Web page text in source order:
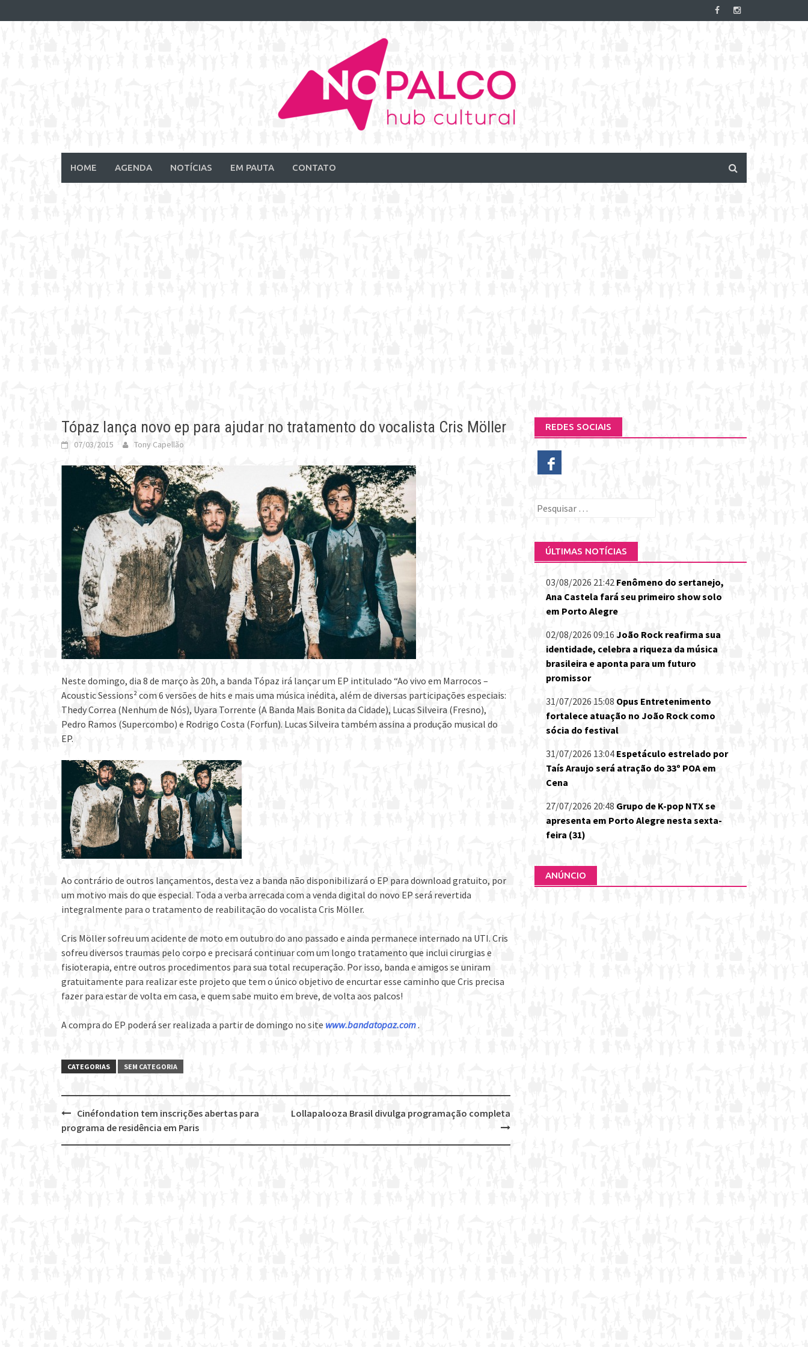
to
HOME AGENDA NOTÍCIAS EM PAUTA CONTATO
Tópaz lança novo ep para ajudar no tratamento do vocalista Cris Möller
07/03/2015 Tony Capellão
Neste domingo, dia 8 de março às 20h, a banda Tópaz irá lançar um EP intitulado “Ao vivo em Marrocos –
Acoustic Sessions² com 6 versões de hits e mais uma música inédita, além de diversas participações especiais:
Thedy Correa (Nenhum de Nós), Uyara Torrente (A Banda Mais Bonita da Cidade), Lucas Silveira (Fresno),
Pedro Ramos (Supercombo) e Rodrigo Costa (Forfun). Lucas Silveira também assina a produção musical do
EP.
Ao contrário de outros lançamentos, desta vez a banda não disponibilizará o EP para download gratuito, por
um motivo mais do que especial. Toda a verba arrecada com a venda digital do novo EP será revertida
integralmente para o tratamento de reabilitação do vocalista Cris Möller.
Cris Möller sofreu um acidente de moto em outubro do ano passado e ainda permanece internado na UTI. Cris
sofreu diversos traumas pelo corpo e precisará continuar com um longo tratamento que inclui cirurgias e
fisioterapia, entre outros procedimentos para sua total recuperação. Por isso, banda e amigos se uniram
gratuitamente para realizar este projeto que tem o único objetivo de encurtar esse caminho que Cris precisa
fazer para estar de volta em casa, e quem sabe muito em breve, de volta aos palcos!
A compra do EP poderá ser realizada a partir de domingo no site www.bandatopaz.com.
CATEGORIAS SEM CATEGORIA
Post
navigation
Lollapalooza Brasil divulga programação completa
Cinéfondation tem inscrições abertas para
programa de residência em Paris
REDES SOCIAIS
Pesquisar
ÚLTIMAS NOTÍCIAS
03/08/2026 21:42 Fenômeno do sertanejo,
Ana Castela fará seu primeiro show solo
em Porto Alegre
02/08/2026 09:16 João Rock reafirma sua
identidade, celebra a riqueza da música
brasileira e aponta para um futuro
promissor
31/07/2026 15:08 Opus Entretenimento
fortalece atuação no João Rock como
sócia do festival
31/07/2026 13:04 Espetáculo estrelado por
Taís Araujo será atração do 33º POA em
Cena
27/07/2026 20:48 Grupo de K-pop NTX se
apresenta em Porto Alegre nesta sexta-
feira (31)
ANÚNCIO